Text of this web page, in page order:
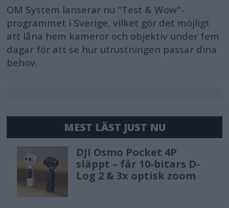
OM System lanserar nu "Test & Wow"-
programmet i Sverige, vilket gör det möjligt
att låna hem kameror och objektiv under fem
dagar för att se hur utrustningen passar dina
behov.
MEST LÄST JUST NU
DJI Osmo Pocket 4P
släppt – får 10-bitars D-
Log 2 & 3x optisk zoom